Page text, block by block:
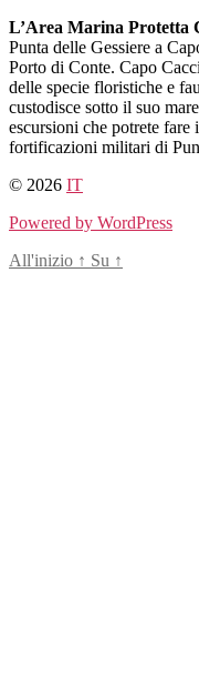
Salta
al
contenuto
L’Area Marina Protetta
Punta delle Gessiere a
Porto di Conte. Capo
delle specie floristiche e
custodisce sotto il suo
escursioni che potrete fare
fortificazioni militari di
© 2026 IT
Powered by WordPress
All'inizio ↑ Su ↑